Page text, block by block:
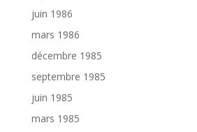
juin 1986
mars 1986
décembre 1985
septembre 1985
juin 1985
mars 1985